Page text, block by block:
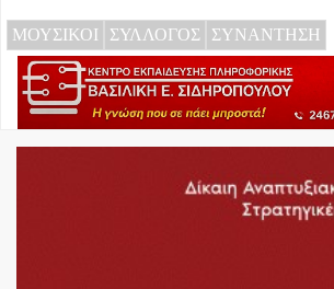
ΜΟΥΣΙΚΟΙ ΣΥΛΛΟΓΟΣ ΣΥΝΑΝΤΗΣΗ